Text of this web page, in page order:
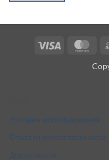
Visa
Условия использования
Отказ от ответственности
Доступность